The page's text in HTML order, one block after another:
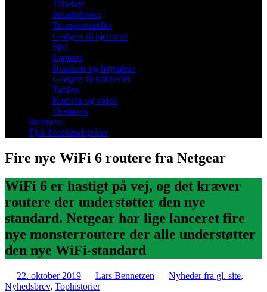
Tilbehør
Smartphones
Transportmidler
Gadgets til hjemmet
Spil
Laptops
Headsets og højttalere
Gadgets til køkkenet
Tablets
Kamera og video
Desktops
Business
Tjek bredbåndspriser
Fire nye WiFi 6 routere fra Netgear
WiFi 6 er hastigt på vej, og det kræver
routere der understøtter den nye
standard. Netgear har lige lanceret fire
nye monsterroutere der alle understøtter
den nye WiFi-standard
22. oktober 2019 Lars Bennetzen Nyheder fra gl. site,
Nyhedsbrev, Tophistorier